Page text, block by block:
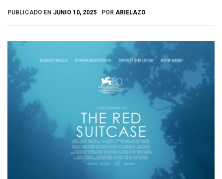
PUBLICADO EN JUNIO 10, 2025 POR ARIELAZO